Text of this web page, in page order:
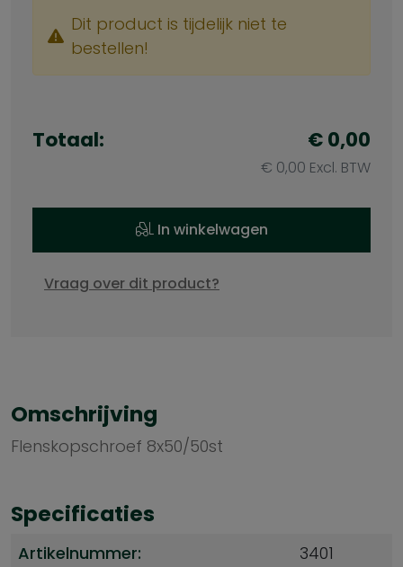
Dit product is tijdelijk niet te
bestellen!
Totaal: € 0,00
€ 0,00 Excl. BTW
In winkelwagen
Vraag over dit product?
Omschrijving
Flenskopschroef 8x50/50st
Specificaties
Artikelnummer: 3401